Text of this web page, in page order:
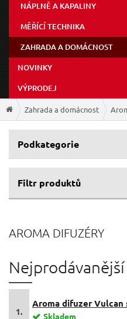
NÁPLNĚ A KAPALINY
MĚŘÍCÍ TECHNIKA
ZAHRADA A DOMÁCNOST
NOVINKY
VÝPRODEJ
Zahrada a domácnost
Podkategorie
Filtr produktů
Výrobce
SALOOS(32)
EXTOL-LIGHT(1)
Vulcan
Bloom(7)
Časovač
Ano(22)
Objem
AROMA DIFUZÉRY
Nejprodávanější
1.
Aroma difuzer Vulcan
Skladem